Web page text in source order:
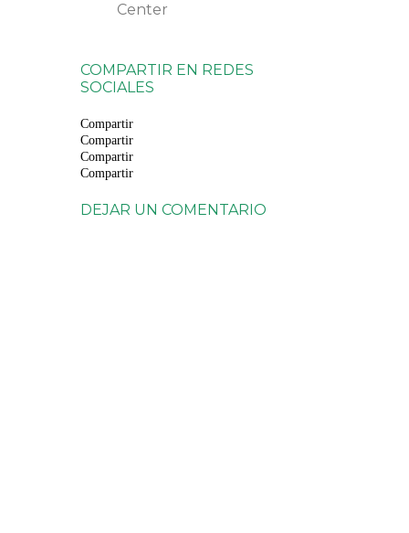
Center
COMPARTIR EN REDES
SOCIALES
Compartir
Compartir
Compartir
Compartir
DEJAR UN COMENTARIO